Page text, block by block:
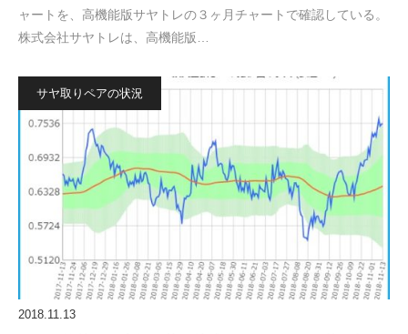
ャートを、高機能版サヤトレの３ヶ月チャートで確認している。
株式会社サヤトレは、高機能版…
サヤ取りペアの状況
2018.11.13